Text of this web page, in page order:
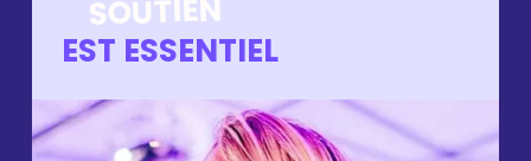
SOUTIEN
EST ESSENTIEL